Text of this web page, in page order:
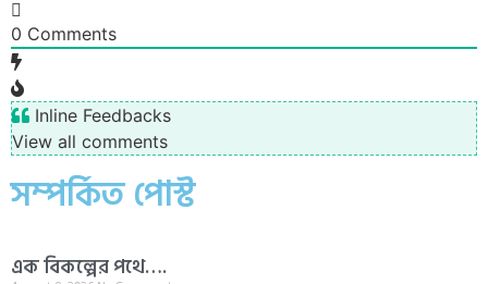
0 Comments
Inline Feedbacks
View all comments
সম্পর্কিত পোস্ট
এক বিকল্পের পথে….